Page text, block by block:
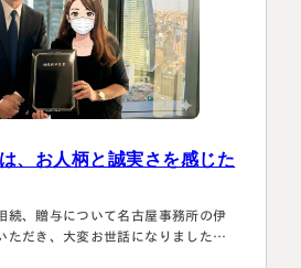
、お人柄と誠実さを感じた
、贈与について名古屋事務所の伊
ただき、大変お世話になりました。